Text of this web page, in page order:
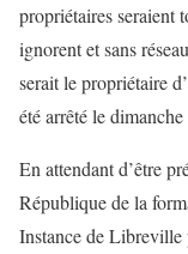
propriétaires seraient
ignorent et sans
serait le propriétaire
été arrêté le
En attendant d’être
République de la
Instance de Libreville